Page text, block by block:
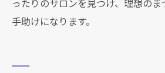
ったりのサロンを見つけ、理想の
手助けになります。